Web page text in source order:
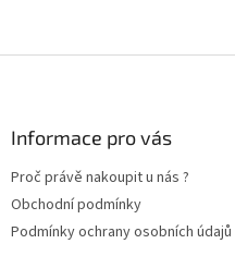
Informace pro vás
Proč právě nakoupit u nás ?
Obchodní podmínky
Podmínky ochrany osobních údajů